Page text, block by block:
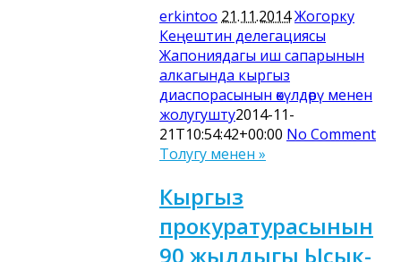
erkintoo 21.11.2014Жогорку
Кеңештин делегациясы
Жапониядагы иш сапарынын
алкагында кыргыз
диаспорасынын өкүлдөрү менен
жолугушту2014-11-
21T10:54:42+00:00 No Comment
Толугу менен »
Кыргыз
прокуратурасынын
90 жылдыгы Ысык-